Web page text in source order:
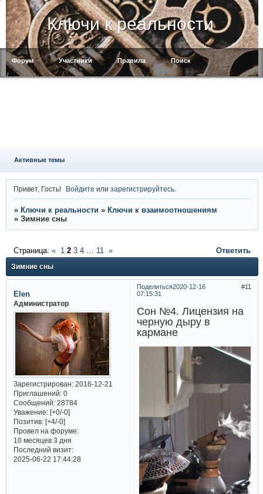
Ключи к реальности
Форум Участники Правила Поиск
Активные темы
Привет, Гость! Войдите илизарегистрируйтесь
» Ключи к реальности » Ключи к взаимоотношениям
» Зимние сны
Зимние сны
Страница: « 1 2 3 4 11 » Ответить
Поделиться 11
2020-12-16
07:15:31
Elen
Администратор
Зарегистрирован: 2016-12-21
Приглашений:0
Сообщений:28784
Уважение: [+0/-0]
Позитив: [+4/-0]
Провел на форуме:
10 месяцев 3 дня
Последний визит:
2025-06-22 17:44:28
Сон №4. Лицензия на
черную дыру в
кармане